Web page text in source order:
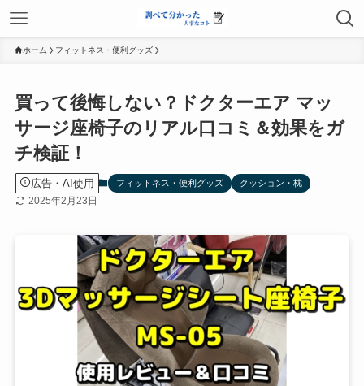
ホーム フィットネス・便利グッズ
買って後悔しない？ドクターエア マッ
サージ座椅子のリアル口コミ＆効果をガ
チ検証！
広告・AI使用 フィットネス・便利グッズ クッション・枕
2025年2月23日